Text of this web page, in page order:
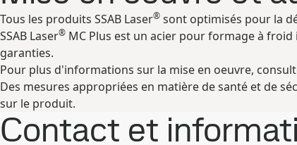
Tous les produits SSAB Laser® sont optimisés pour la
SSAB Laser® MC Plus est un acier pour formage à
garanties.
Pour plus d'informations sur la mise en oeuvre,
Des mesures appropriées en matière de santé et de
sur le produit.
Contact et